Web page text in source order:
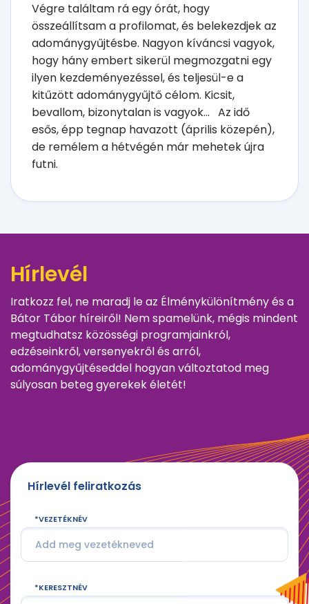
Végre találtam rá egy órát, hogy
összeállítsam a profilomat, és belekezdjek az
adománygyűjtésbe. Nagyon kíváncsi vagyok,
hogy hány embert sikerül megmozgatni egy
ilyen kezdeményezéssel, és teljesül-e a
kitűzött adománygyűjtő célom. Kicsit,
bevallom, bizonytalan is vagyok... Az idő
esős, épp tegnap havazott (április közepén),
de remélem a hétvégén már mehetek újra
futni.
Hírlevél
Iratkozz fel, ne maradj le az Élménykülönítmény és a
Bátor Tábor híreiről! Nem spamelünk, mégis mindent
megtudhatsz közösségi programjainkról,
edzéseinkről, versenyekről és arról,
adománygyűjtéseddel hogyan változtatod meg
súlyosan beteg gyerekek életét!
Hírlevél feliratkozás
VEZETÉKNÉV
KERESZTNÉV